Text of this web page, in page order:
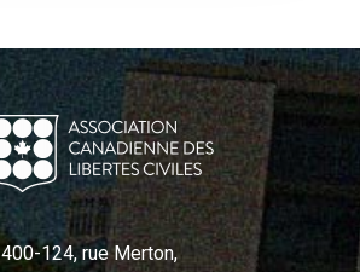
400-124, rue Merton,